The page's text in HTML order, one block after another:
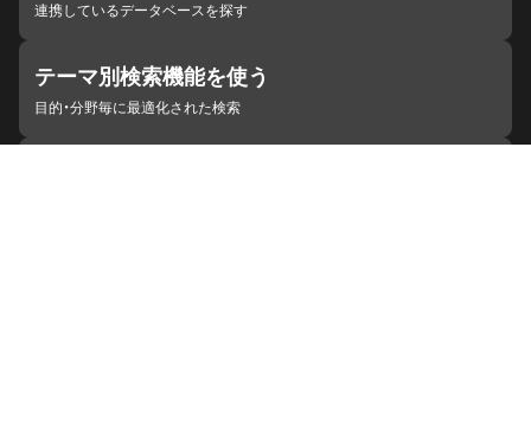
連携しているデータベースを探す
テーマ別検索機能を使う
目的・分野毎に最適化された検索